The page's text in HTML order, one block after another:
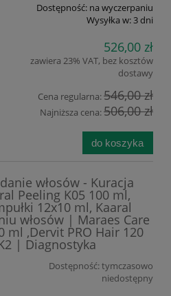
Dostępność: na wyczerpaniu
Wysyłka w:3 dni
526,00 zł
zawiera 23% VAT, bez kosztów
dostawy
Cena regularna:546,00 zł
Najniższa cena:506,00 zł
do koszyka
włosów - Kuracja
Peeling K05 100 ml,
12x10 ml, Kaaral
włosów | Maraes Care
ml ,Dervit PRO Hair 120
| Diagnostyka
Dostępność:tymczasowo
niedostępny